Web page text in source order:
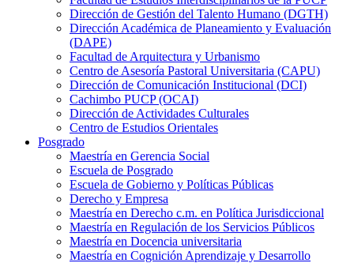
Dirección de Gestión del Talento Humano (DGTH)
Dirección Académica de Planeamiento y Evaluación
(DAPE)
Facultad de Arquitectura y Urbanismo
Centro de Asesoría Pastoral Universitaria (CAPU)
Dirección de Comunicación Institucional (DCI)
Cachimbo PUCP (OCAI)
Dirección de Actividades Culturales
Centro de Estudios Orientales
Posgrado
Maestría en Gerencia Social
Escuela de Posgrado
Escuela de Gobierno y Políticas Públicas
Derecho y Empresa
Maestría en Derecho c.m. en Política Jurisdiccional
Maestría en Regulación de los Servicios Públicos
Maestría en Docencia universitaria
Maestría en Cognición Aprendizaje y Desarrollo